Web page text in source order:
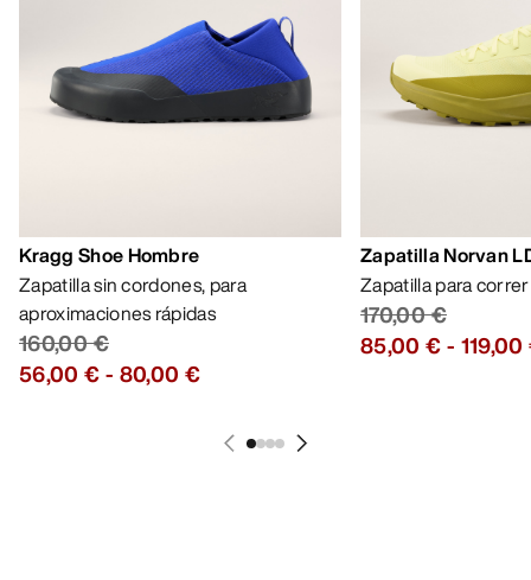
Kragg Shoe Hombre
Zapatilla sin cordones, para
aproximaciones rápidas
160,00 €
56,00 €- 80,00 €
Zapatilla Norvan
Zapatilla para
170,00 €
85,00 €-